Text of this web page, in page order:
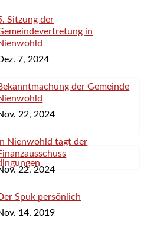
Sitzung der
in
7, 2024
der Gemeinde
22, 2024
In Nienwohld tagt der
22, 2024
Spuk persönlich
14, 2019